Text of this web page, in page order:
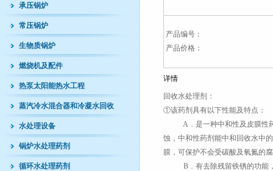
承压锅炉
常压锅炉
生物质锅炉
燃烧机及配件
热泵太阳能热水工程
蒸汽冷水混合器和冷凝水回收
水处理设备
锅炉水处理药剂
循环水处理药剂
产品编号：
产品价格：
详情
回收水处理剂：
①该药剂具有以下性能及特点：
A．是一种中和性及皮膜性药
蚀，中和性药剂能中和回收水中
膜，可保护不会受碳酸及氧氮的
B．有去除残留铁锈的功能，